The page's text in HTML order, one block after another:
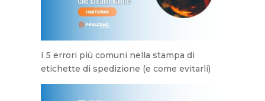
I 5 errori più comuni nella stampa di
etichette di spedizione (e come evitarli)